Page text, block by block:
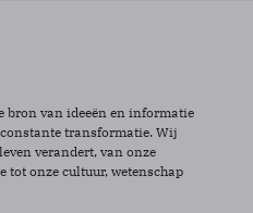
bron van ideeën en informatie
transformatie. Wij
verandert, van onze
tot onze cultuur, wetenschap